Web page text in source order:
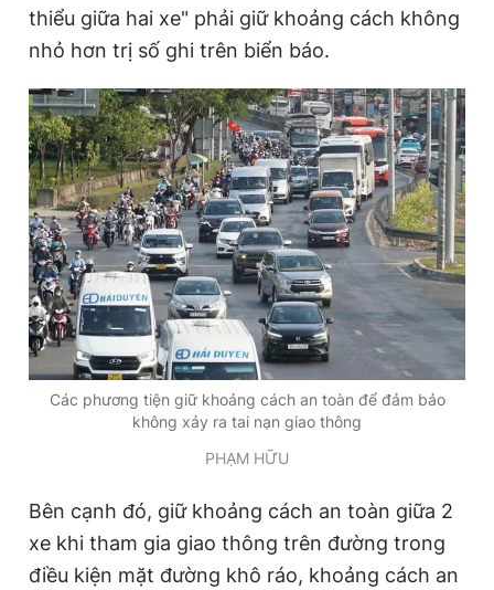
thiểu giữa hai xe" phải giữ khoảng cách không
nhỏ hơn trị số ghi trên biển báo.
Các phương tiện giữ khoảng cách an toàn để đảm bảo
không xảy ra tai nạn giao thông
PHẠM HỮU
Bên cạnh đó, giữ khoảng cách an toàn giữa 2
xe khi tham gia giao thông trên đường trong
điều kiện mặt đường khô ráo, khoảng cách an